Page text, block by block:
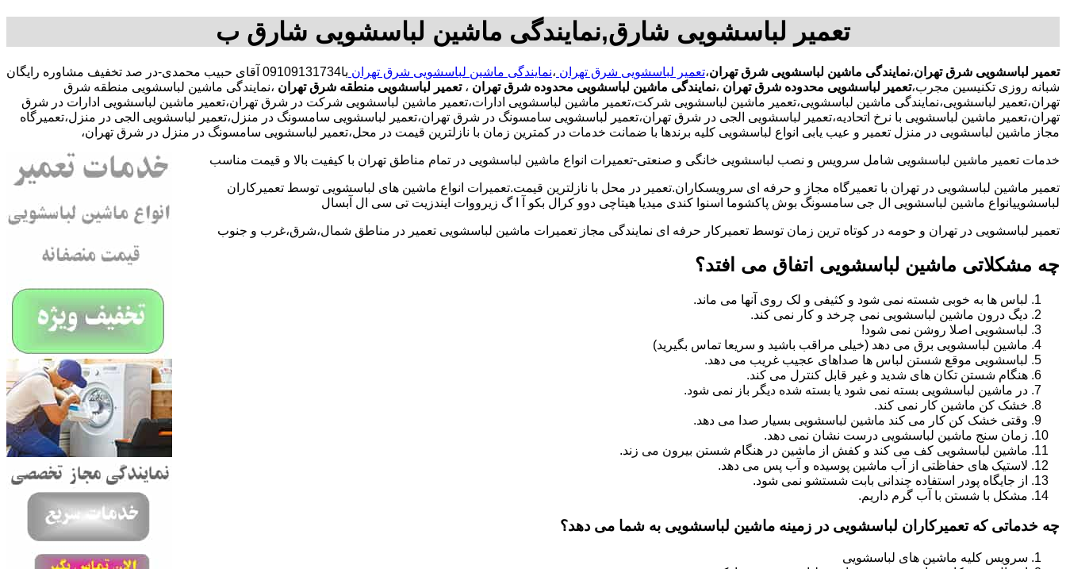
تعمیر لباسشویی شارق,نمایندگی ماشین لباسشویی شارق ب
تعمیر لباسشویی شرق تهران،نمایندگی ماشین لباسشویی شرق تهران،تعمیر لباسشویی شرق تهران ،نمایندگی ماشین لباسشویی شرق تهران
با09109131734 آقای حبیب محمدی-در صد تخفیف مشاوره رایگان
شبانه روزی تکنیسین مجرب،تعمیر لباسشویی محدوده شرق تهران ،نمایندگی ماشین لباسشویی محدوده شرق تهران ، تعمیر لباسشویی منطقه شرق تهران ،نمایندگی ماشین لباسشویی منطقه شرق
تهران،تعمیر لباسشویی،نمایندگی ماشین لباسشویی،تعمیر ماشین لباسشویی شرکت،تعمیر ماشین لباسشویی ادارات،تعمیر ماشین لباسشویی شرکت در شرق تهران،تعمیر ماشین لباسشویی ادارات در شرق
تهران،تعمیر ماشین لباسشویی با نرخ اتحادیه،تعمیر لباسشویی الجی در شرق تهران،تعمیر لباسشویی سامسونگ در شرق تهران،تعمیر لباسشویی سامسونگ در منزل،تعمیر لباسشویی الجی در منزل،تعمیرگاه
مجاز ماشین لباسشویی در منزل تعمیر و عیب یابی انواع لباسشویی کلیه برندها با ضمانت خدمات در کمترین زمان با نازلترین قیمت در محل،تعمیر لباسشویی سامسونگ در منزل در شرق تهران،
خدمات تعمیر ماشین لباسشویی شامل سرویس و نصب لباسشویی خانگی و صنعتی-تعمیرات انواع ماشین لباسشویی در تمام مناطق تهران با کیفیت بالا و قیمت مناسب
تعمیر ماشین لباسشویی در تهران با تعمیرگاه مجاز و حرفه ای سرویسکاران.تعمیر در محل با نازلترین قیمت.تعمیرات انواع ماشین های لباسشویی توسط تعمیرکاران
لباسشوییانواع ماشین لباسشویی ال جی سامسونگ بوش پاکشوما اسنوا کندی میدیا هیتاچی دوو کرال بکو آ ا گ زیرووات ایندزیت تی سی ال آبسال
تعمیر لباسشویی در تهران و حومه در کوتاه ترین زمان توسط تعمیرکار حرفه ای نمایندگی مجاز تعمیرات ماشین لباسشویی تعمیر در مناطق شمال،شرق،غرب و جنوب
چه مشکلاتی ماشین لباسشویی اتفاق می افتد؟
لباس ها به خوبی شسته نمی شود و کثیفی و لک روی آنها می ماند.
دیگ درون ماشین لباسشویی نمی چرخد و کار نمی کند.
لباسشویی اصلا روشن نمی شود!
ماشین لباسشویی برق می دهد (خیلی مراقب باشید و سریعا تماس بگیرید)
لباسشویی موقع شستن لباس ها صداهای عجیب غریب می دهد.
هنگام شستن تکان های شدید و غیر قابل کنترل می کند.
در ماشین لباسشویی بسته نمی شود یا بسته شده دیگر باز نمی شود.
خشک کن ماشین کار نمی کند.
وقتی خشک کن کار می کند ماشین لباسشویی بسیار صدا می دهد.
زمان سنج ماشین لباسشویی درست نشان نمی دهد.
ماشین لباسشویی کف می کند و کفش از ماشین در هنگام شستن بیرون می زند.
لاستیک های حفاظتی از آب ماشین پوسیده و آب پس می دهد.
از جایگاه پودر استفاده چندانی بابت شستشو نمی شود.
مشکل با شستن با آب گرم داریم.
چه خدماتی که تعمیرکاران لباسشویی در زمینه ماشین لباسشویی به شما می دهد؟
سرویس کلیه ماشین های لباسشویی